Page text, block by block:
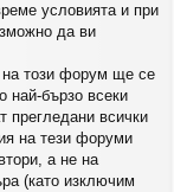
условията и при
да ви
на този форум ще се
най-бързо всеки
всички
на тези форуми
а не на
(като изключим